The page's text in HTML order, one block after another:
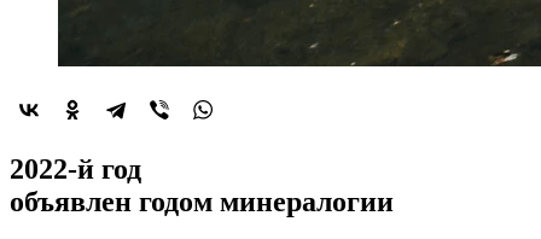
2022-й год
объявлен годом минералогии